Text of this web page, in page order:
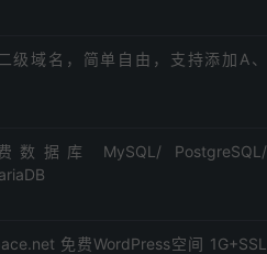
级域名，简单自由，支持添加A、
PostgreSQL/
免费WordPress空间 1G+SSL